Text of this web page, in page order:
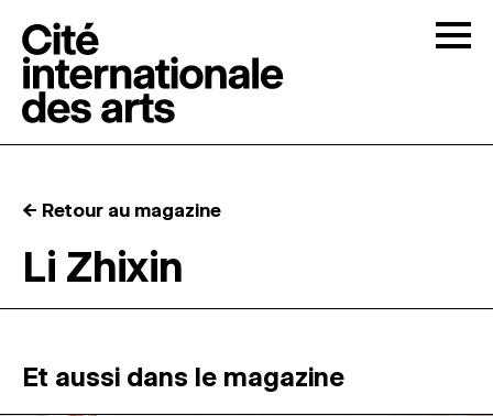
RÉSIDENCES ↓
ATELIERS OUVERTS
← Retour au magazine
Li Zhixin
Et aussi dans le magazine